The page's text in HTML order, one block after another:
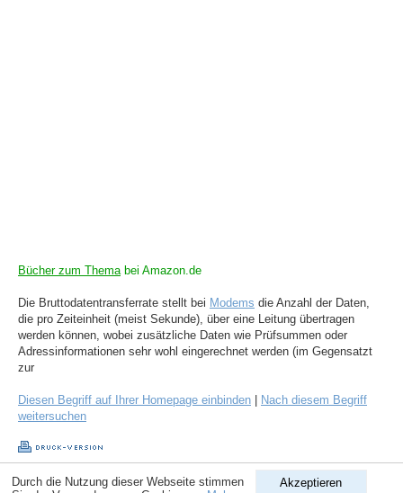
Bücher zum Themabei Amazon.de
Die Bruttodatentransferrate stellt bei Modems die Anzahl der Daten,
die pro Zeiteinheit (meist Sekunde), über eine Leitung übertragen
werden können, wobei zusätzliche Daten wie Prüfsummen oder
Adressinformationen sehr wohl eingerechnet werden (im Gegensatzt
zur
Diesen Begriff auf Ihrer Homepage einbinden
Nach diesem Begriff
weitersuchen
Akzeptieren
Durch die Nutzung dieser Webseite stimmen
Copyright © 1998-2026ComputerLexikon.Com| All rights reserved.